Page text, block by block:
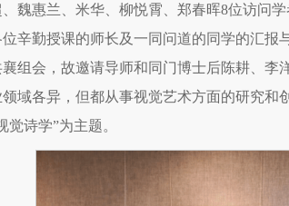
魏惠兰、米华、柳悦霄、郑春晖8位访问
辛勤授课的师长及一同问道的同学的汇
组会，故邀请导师和同门博士后陈耕、
域各异，但都从事视觉艺术方面的研究
觉诗学”为主题。